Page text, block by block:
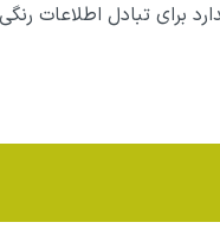
برای تبادل اطلاعات